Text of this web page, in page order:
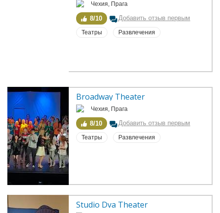
Чехия, Прага
8/10 Добавить отзыв первым
Театры Развлечения
Broadway Theater
Чехия, Прага
8/10 Добавить отзыв первым
Театры Развлечения
Studio Dva Theater